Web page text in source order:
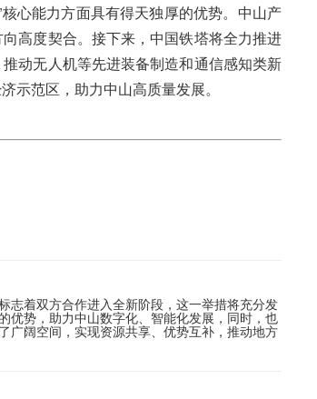
心能力方面具有得天独厚的优势。中山产
高度契合。接下来，中国铁塔将全力推进
动无人机等先进装备制造和通信感知类新
示范区，助力中山高质量发展。
志着双方合作进入全新阶段，这一举措将充分发
优势，助力中山数字化、智能化发展，同时，也
广阔空间，实现资源共享、优势互补，推动地方